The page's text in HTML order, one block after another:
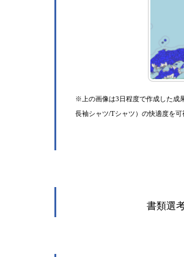
※上の画像は3日程度で作成した成
長袖シャツ/Tシャツ）の快適度を
書類選